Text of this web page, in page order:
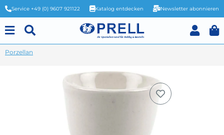
Service +49 (0) 9607 921122 Katalog entdecken Newsletter abonnieren
Porzellan